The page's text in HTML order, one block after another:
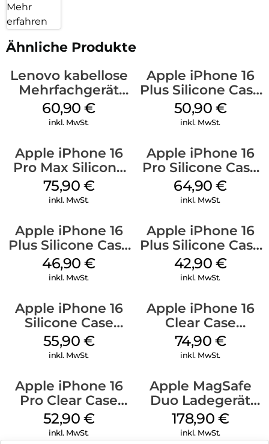
Mehr
erfahren
Ähnliche Produkte
Lenovo kabellose
Mehrfachgerät
Luna Grey
60,90€
inkl. MwSt.
Apple iPhone 16
Plus Silicone Case
MagSafe Lake
Green
50,90 €
inkl. MwSt.
Apple iPhone 16
Pro Max Silicone
Case MagSafe
Stone Gray
75,90 €
inkl. MwSt.
Apple iPhone 16
Pro Silicone Case
MagSafe Denim
64,90€
inkl. MwSt.
Apple iPhone 16
Plus Silicone Case
MagSafe Stone
Gray
46,90€
inkl. MwSt.
Apple iPhone 16
Plus Silicone Case
MagSafe Plum
42,90 €
inkl. MwSt.
Apple iPhone 16
Silicone Case
MagSafe
Ultramarine
55,90 €
inkl. MwSt.
Apple iPhone 16
Clear Case
MagSafe
Transparent
74,90 €
inkl. MwSt.
Apple iPhone 16
Pro Clear Case
MagSafe
Transparent
52,90 €
inkl. MwSt.
Apple MagSafe
Duo Ladegerät
Weiß
178,90 €
inkl. MwSt.